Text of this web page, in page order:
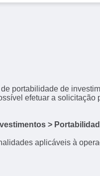
portabilidade de
efetuar a
>
aplicáveis à